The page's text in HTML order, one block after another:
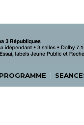
PROGRAMME |